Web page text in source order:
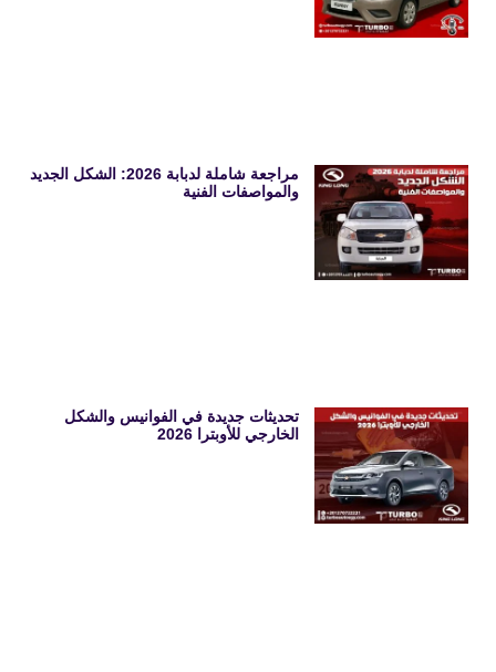
مراجعة شاملة لدبابة 2026: الشكل الجديد
والمواصفات الفنية
تحديثات جديدة في الفوانيس والشكل
الخارجي للأوبترا 2026